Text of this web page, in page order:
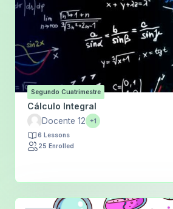
Segundo Cuatrimestre
Cálculo Integral
Docente 12
+1
6 Lessons
25 Enrolled